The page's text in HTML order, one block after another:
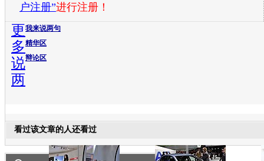
户注册”进行注册！
我来说两句
精华区
辩论区
更
多
说
两
看过该文章的人还看过